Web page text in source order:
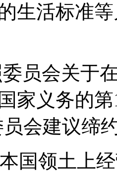
生活标准
员会关于
家义务的
会建议缔
国领土上